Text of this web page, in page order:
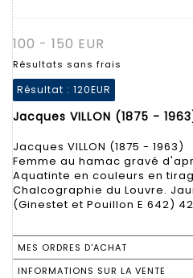
100 - 150 EUR
Résultats sans frais
Résultat : 120EUR
Jacques VILLON (1875 -
Jacques VILLON (1875 - 1963)
Femme au hamac gravé
Aquatinte en couleurs en
Chalcographie du Louvre.
(Ginestet et Pouillon E 642)
MES ORDRES D'ACHAT
INFORMATIONS SUR LA VENTE